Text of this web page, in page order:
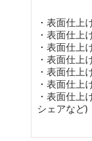
・表面仕上
・表面仕上
・表面仕上
・表面仕上
・表面仕上
・表面仕上
・表面仕上
シェアなど)